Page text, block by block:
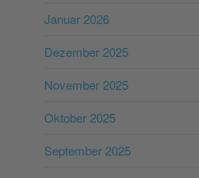
Januar 2026
Dezember 2025
November 2025
Oktober 2025
September 2025